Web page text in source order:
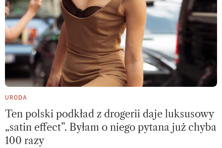
URODA
Ten polski podkład z drogerii daje luksusowy
„satin effect”. Byłam o niego pytana już chyba
100 razy